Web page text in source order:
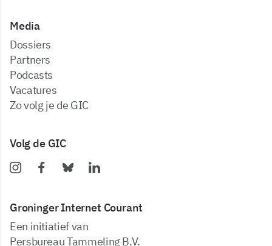
Media
dossiers
partners
podcasts
vacatures
zo volg je de GIC
Volg de GIC
Groninger Internet Courant
Een initiatief van
Persbureau Tammeling B.V.